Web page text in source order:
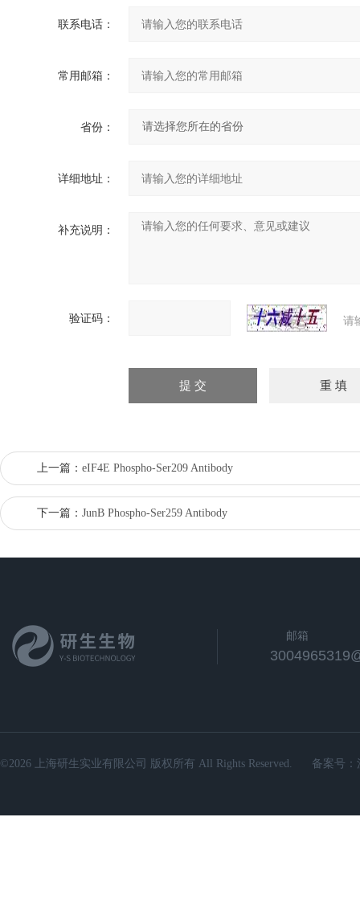
联系电话：
常用邮箱：
省份：
详细地址：
补充说明：
验证码： 请
上一篇： eIF4E Phospho-Ser209 Antibody
下一篇： JunB Phospho-Ser259 Antibody
邮箱
©2026 上海研生实业有限公司 版权所有 All Rights Reserved. 备案号：